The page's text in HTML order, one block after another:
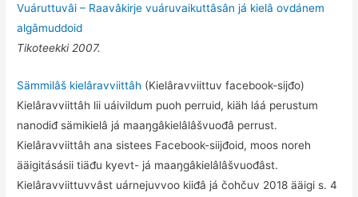
Vuáruttuvâi – Raavâkirje vuáruvaikuttâsân já kielâ ovdánem
algâmuddoid
Tikoteekki 2007.
Sämmilâš kielâravviittâh (Kielâravviittuv facebook-sijđo)
Kielâravviittâh lii uáivildum puoh perruid, kiäh láá perustum
nanodiđ sämikielâ já maaŋgâkielâlâšvuođâ perrust.
Kielâravviittâh ana sistees Facebook-siijđoid, moos noreh
ääigitásásii tiäđu kyevt- já maaŋgâkielâlâšvuođâst.
Kielâravviittuvvâst uárnejuvvoo kiiđâ já čohčuv 2018 ääigi s. 4